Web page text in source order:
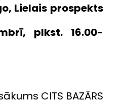
Lielais prospekts
plkst. 16.00-
CITS BAZĀRS